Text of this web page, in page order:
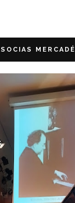
MERCADÉ